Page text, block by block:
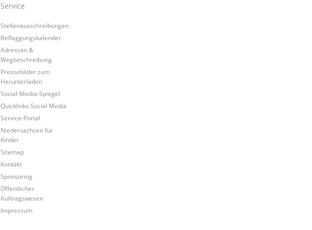
Service
Stellenausschreibungen
Beflaggungskalender
Adressen &
Wegbeschreibung
Pressebilder zum
Herunterladen
Social-Media-Spiegel
Quicklinks Social Media
Service-Portal
Niedersachsen für
Kinder
Sitemap
Kontakt
Sponsoring
Öffentliches
Auftragswesen
Impressum